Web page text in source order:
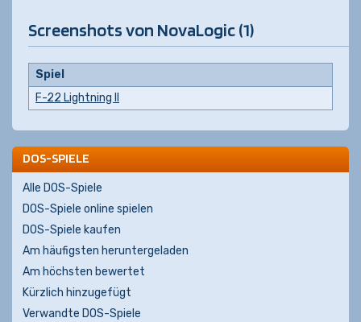
Screenshots von NovaLogic (1)
Spiel
F-22 Lightning II
DOS-SPIELE
Alle DOS-Spiele
DOS-Spiele online spielen
DOS-Spiele kaufen
Am häufigsten heruntergeladen
Am höchsten bewertet
Kürzlich hinzugefügt
Verwandte DOS-Spiele